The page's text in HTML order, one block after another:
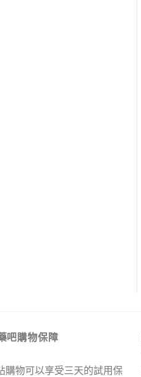
吧購物保障
購物可以享受三天的試用保